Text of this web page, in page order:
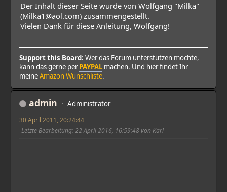
Der Inhalt dieser Seite wurde von Wolfgang "Milka"
(Milka1@aol.com) zusammengestellt.
Vielen Dank für diese Anleitung, Wolfgang!
Support this Board: Wer das Forum unterstützen möchte,
kann das gerne perPAYPAL machen. Und hier findet Ihr
meineAmazon Wunschliste.
admin Administrator
30 April 2011, 20:24:44
Letzte Bearbeitung: 22 April 2016, 16:59:48 von Karl